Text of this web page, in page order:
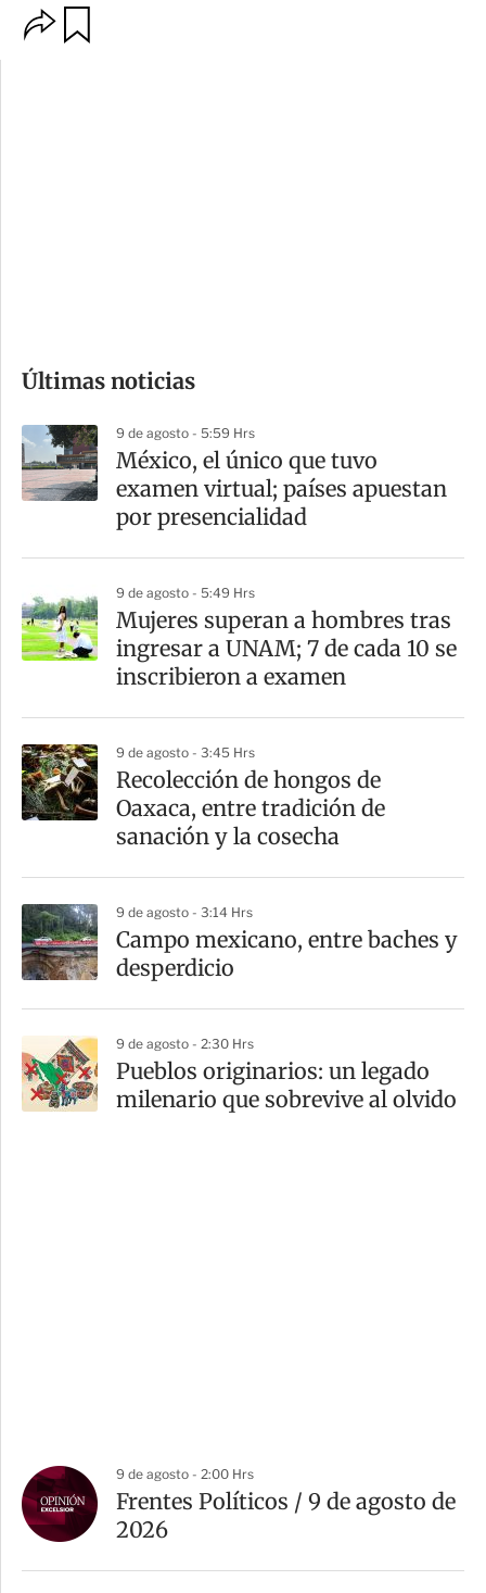
m
a
r
t
Últimas noticias
9 de agosto - 5:59 Hrs
México, el único que tuvo
examen virtual; países apuestan
por presencialidad
9 de agosto - 5:49 Hrs
Mujeres superan a hombres tras
ingresar a UNAM; 7 de cada 10 se
inscribieron a examen
9 de agosto - 3:45 Hrs
Recolección de hongos de
Oaxaca, entre tradición de
sanación y la cosecha
9 de agosto - 3:14 Hrs
Campo mexicano, entre baches y
desperdicio
9 de agosto - 2:30 Hrs
Pueblos originarios: un legado
milenario que sobrevive al olvido
9 de agosto - 2:00 Hrs
Frentes Políticos / 9 de agosto de
2026